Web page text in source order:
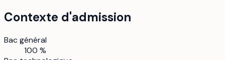
Contexte d'admission
Bac général
100 %